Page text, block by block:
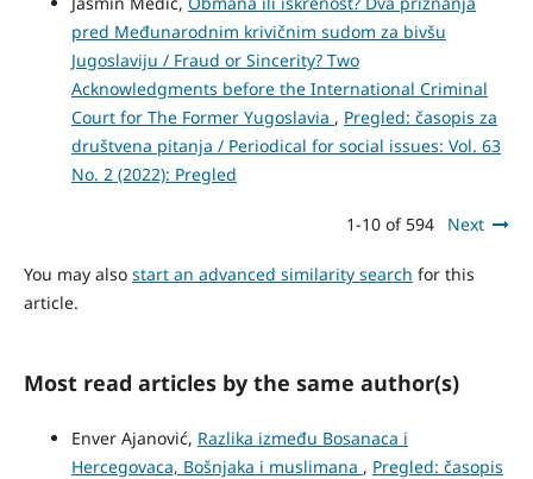
pred Međunarodnim krivičnim sudom za bivšu
Jugoslaviju / Fraud or Sincerity? Two
Acknowledgments before the International Criminal
Court for The Former Yugoslavia , Pregled: časopis za
društvena pitanja / Periodical for social issues: Vol. 63
No. 2 (2022): Pregled
1-10 of 594 Next
You may also start an advanced similarity search for this
article.
Most read articles by the same author(s)
Enver Ajanović, Razlika između Bosanaca i
Hercegovaca, Bošnjaka i muslimana , Pregled: časopis